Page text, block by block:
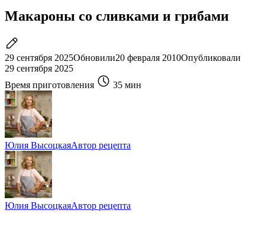
Макароны со сливками и грибами
29 сентября 2025Обновили20 февраля 2010Опубликовали
29 сентября 2025
Время приготовления
35 мин
Юлия ВысоцкаяАвтор рецепта
Юлия ВысоцкаяАвтор рецепта